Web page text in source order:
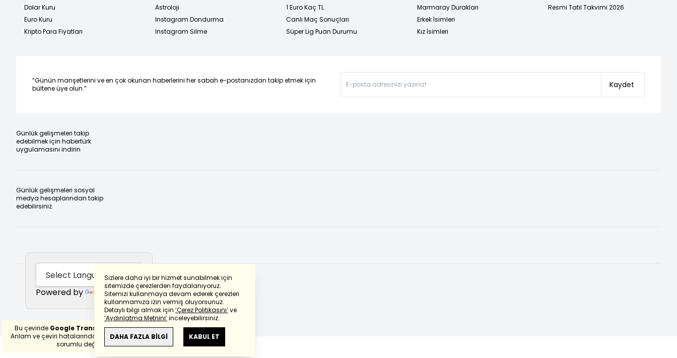
Sizlere daha iyi bir hizmet sunabilmek için
sitemizde çerezlerden faydalanıyoruz.
Sitemizi kullanmaya devam ederek çerezleri
kullanmamıza izin vermiş oluyorsunuz.
Detaylı bilgi almak için ‘Çerez Politikasını’ve
‘Aydınlatma Metnini’inceleyebilirsiniz.
DAHA FAZLA BİLGİ KABUL ET
Dolar Kuru
Euro Kuru
Kripto Para Fiyatları
Astroloji
Instagram Dondurma
Instagram Silme
1 Euro Kaç TL
Canlı Maç Sonuçları
Süper Lig Puan Durumu
Marmaray Durakları
Erkek İsimleri
Kız İsimleri
Resmi Tatil Takvimi 2026
“Günün manşetlerini ve en çok okunan haberlerini her sabah e-postanızdan takip etmek için
bültene üye olun.”
Kaydet
Günlük gelişmeleri takip
edebilmek için habertürk
uygulamasını indirin
Günlük gelişmeleri sosyal
medya hesaplarından takip
edebilirsiniz.
Powered by Translate
Bu çeviride Google Transletekullanılmıştır.
Anlam ve çeviri hatalarından
haberturk.com
sorumlu değildir.